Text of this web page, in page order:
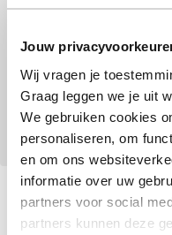
Jouw
Wij vragen je
Graag leggen we je uit
We gebruiken cookies
personaliseren, om
en om ons
informatie over uw
partners voor social
partners kunnen deze
Re-Lite 6207 Grey
Vanaf
€ 99,90 Normale prijs
€ 179,90